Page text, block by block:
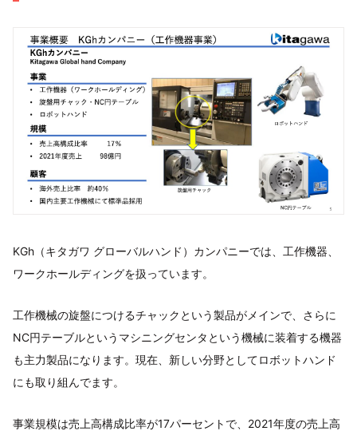
KGh（キタガワ グローバルハンド）カンパニーでは、工作機器、
ワークホールディングを扱っています。
工作機械の旋盤につけるチャックという製品がメインで、さらに
NC円テーブルというマシニングセンタという機械に装着する機器
も主力製品になります。現在、新しい分野としてロボットハンド
にも取り組んでます。
事業規模は売上高構成比率が17パーセントで、2021年度の売上高